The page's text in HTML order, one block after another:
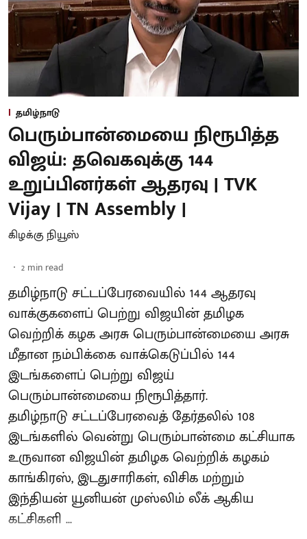
தமிழ்நாடு
பெரும்பான்மையை நிரூபித்த
விஜய்: தவெகவுக்கு 144
உறுப்பினர்கள் ஆதரவு | TVK
Vijay | TN Assembly |
கிழக்கு நியூஸ்
2 min read
தமிழ்நாடு சட்டப்பேரவையில் 144 ஆதரவு
வாக்குகளைப் பெற்று விஜயின் தமிழக
வெற்றிக் கழக அரசு பெரும்பான்மையை அரசு
மீதான நம்பிக்கை வாக்கெடுப்பில் 144
இடங்களைப் பெற்று விஜய்
பெரும்பான்மையை நிரூபித்தார்.
தமிழ்நாடு சட்டப்பேரவைத் தேர்தலில் 108
இடங்களில் வென்று பெரும்பான்மை கட்சியாக
உருவான விஜயின் தமிழக வெற்றிக் கழகம்
காங்கிரஸ், இடதுசாரிகள், விசிக மற்றும்
இந்தியன் யூனியன் முஸ்லிம் லீக் ஆகிய
கட்சிகளி ...